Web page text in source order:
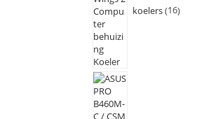
koelers 16